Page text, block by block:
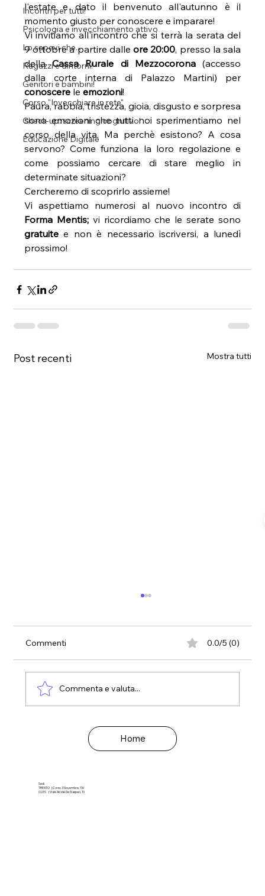
Incontri per tutti!
Psicologia e invecchiamento attivo
Lo sapevi che...
Ragazzi e dintorni!
Genitori e bambini!
Corso "Invecchiare in rete"
Check-up: screening cognitivo!
Educazione Digitale
l'estate e dato il benvenuto all'autunno è il
momento giusto per conoscere e imparare!
Vi invitiamo all'incontro che si terrà la serata del
9 ottobre a partire dalle ore 20:00, presso la sala
della Cassa Rurale di Mezzocorona (accesso
dalla corte interna di Palazzo Martini) per
conoscere le emozioni!
Paura, rabbia, tristezza, gioia, disgusto e sorpresa
sono emozioni che tutti noi sperimentiamo nel
corso della vita. Ma perchè esistono? A cosa
servono? Come funziona la loro regolazione e
come possiamo cercare di stare meglio in
determinate situazioni?
Cercheremo di scoprirlo assieme!
Forma Mentis;
gratuite e non è necessario iscriversi, a lunedì
prossimo!
Post recenti Mostra tutti
Le emozioni e il modello ABC
Commenti 0.0/5 (0)
Commenta e valuta...
Home
Sedi
TRENTO | Corso 3 Novembre, 116
CLES | Viale Alcide De Gasperi, 10